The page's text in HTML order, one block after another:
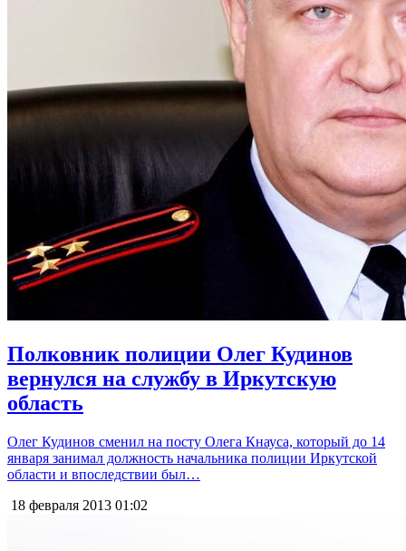
Полковник полиции Олег Кудинов
вернулся на службу в Иркутскую
область
Олег Кудинов сменил на посту Олега Кнауса, который до 14
января занимал должность начальника полиции Иркутской
области и впоследствии был…
18 февраля 2013 01:02